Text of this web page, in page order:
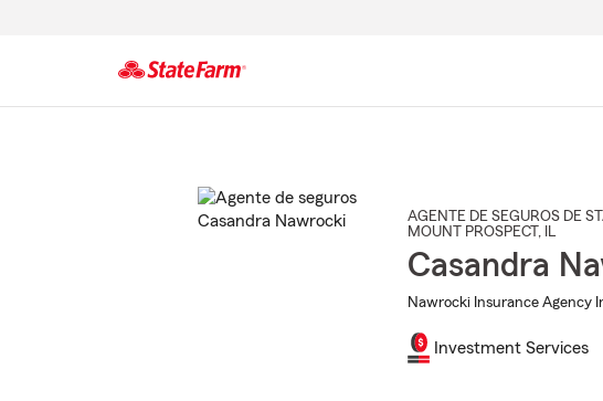
AGENTE DE SEGUROS DE
MOUNT PROSPECT , IL
Casandra
Nawrocki Insurance Agency
Investment Services